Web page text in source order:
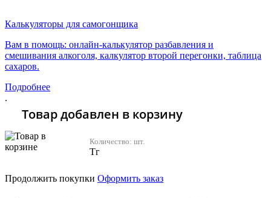
Калькуляторы для самогонщика
Вам в помощь: онлайн-калькулятор разбавления и
смешивания алкоголя, калкулятор второй перегонки, таблица
сахаров.
Подробнее
.
Товар добавлен в корзину
Количество: шт.
Тг
Продолжить покупки Оформить заказ